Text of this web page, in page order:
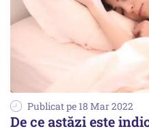
Publicat pe 18 Mar 2022
De ce astăzi este